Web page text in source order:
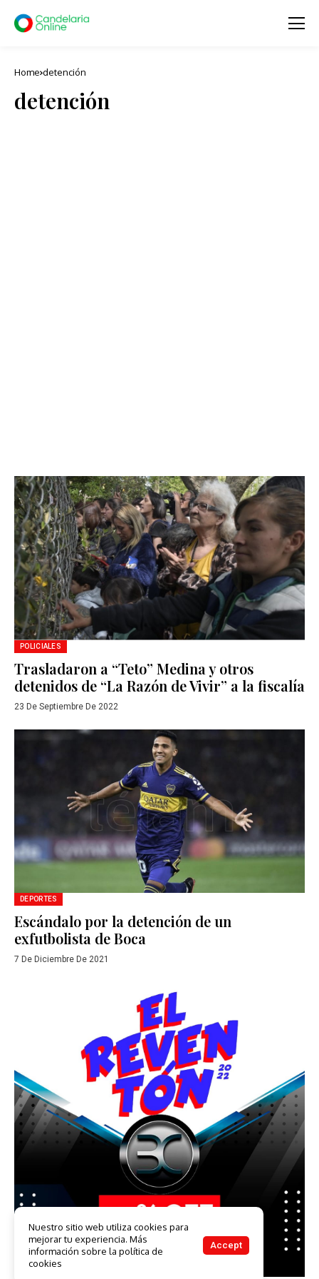
Home detención
detención
POLICIALES
Trasladaron a “Teto” Medina y otros
detenidos de “La Razón de Vivir” a la fiscalía
23 De Septiembre De 2022
DEPORTES
Escándalo por la detención de un
exfutbolista de Boca
7 De Diciembre De 2021
Nuestro sitio web utiliza cookies para
mejorar tu experiencia. Más
información sobre la política de
cookies
Accept